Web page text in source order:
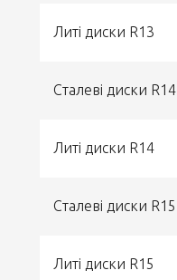
Литі диски R13
Сталеві диски R14
Литі диски R14
Сталеві диски R15
Литі диски R15